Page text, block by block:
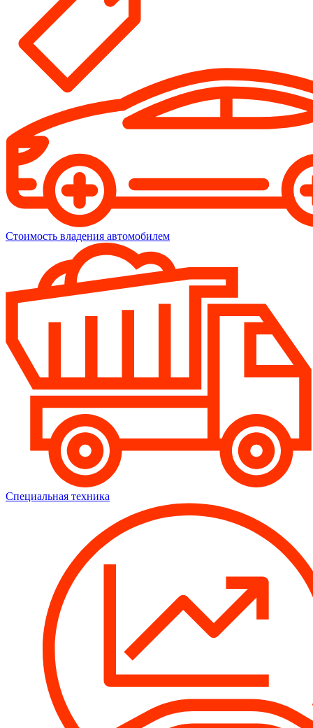
Стоимость владения автомобилем
Специальная техника